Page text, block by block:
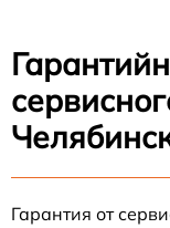
Гарантия от